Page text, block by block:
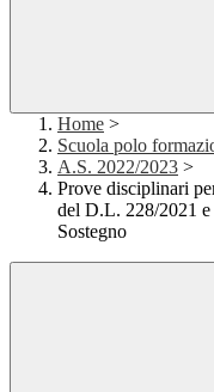
Home >
Scuola polo
A.S. 2022/2023 >
Prove disciplinari
del D.L. 228/2021
Sostegno